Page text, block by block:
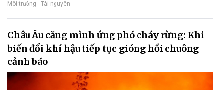
Môi trường - Tài nguyên
Châu Âu căng mình ứng phó cháy rừng: Khi
biến đổi khí hậu tiếp tục gióng hồi chuông
cảnh báo